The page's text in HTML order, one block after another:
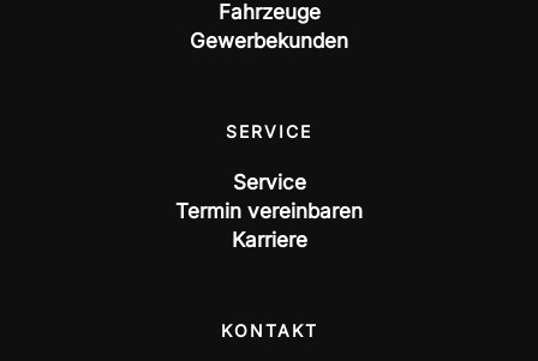
Fahrzeuge
Gewerbekunden
SERVICE
Service
Termin vereinbaren
Karriere
KONTAKT